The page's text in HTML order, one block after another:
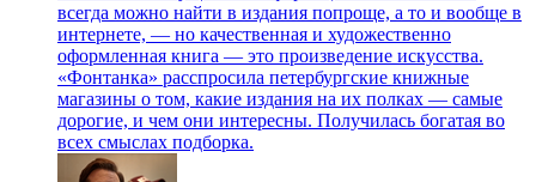
всегда можно найти в издания попроще, а то и вообще в
интернете, — но качественная и художественно
оформленная книга — это произведение искусства.
«Фонтанка» расспросила петербургские книжные
магазины о том, какие издания на их полках — самые
дорогие, и чем они интересны. Получилась богатая во
всех смыслах подборка.